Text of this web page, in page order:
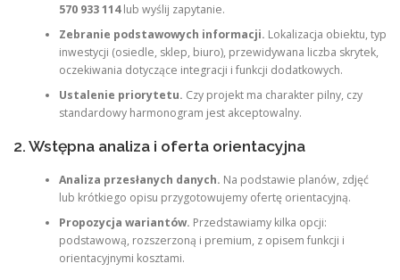
570 933 114lub wyślij zapytanie.
Zebranie podstawowych informacji. Lokalizacja obiektu, typ
inwestycji (osiedle, sklep, biuro), przewidywana liczba skrytek,
oczekiwania dotyczące integracji i funkcji dodatkowych.
Ustalenie priorytetu. Czy projekt ma charakter pilny, czy
standardowy harmonogram jest akceptowalny.
2. Wstępna analiza i oferta orientacyjna
Analiza przesłanych danych. Na podstawie planów, zdjęć
lub krótkiego opisu przygotowujemy ofertę orientacyjną.
Propozycja wariantów. Przedstawiamy kilka opcji:
podstawową, rozszerzoną i premium, z opisem funkcji i
orientacyjnymi kosztami.